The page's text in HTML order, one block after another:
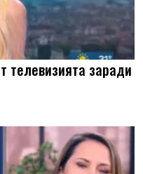
телевизията заради